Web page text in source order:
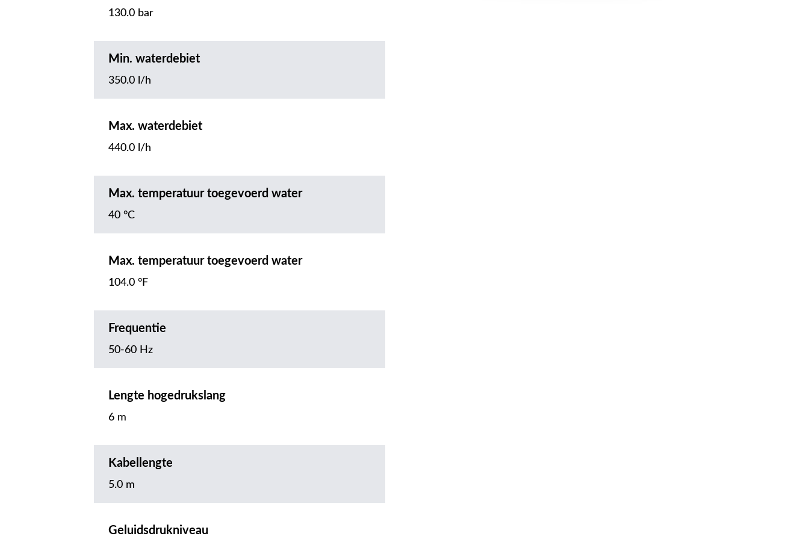
130.0 bar
Min. waterdebiet
350.0 l/h
Max. waterdebiet
440.0 l/h
Max. temperatuur toegevoerd water
40 °C
Max. temperatuur toegevoerd water
104.0 °F
Frequentie
50-60 Hz
Lengte hogedrukslang
6 m
Kabellengte
5.0 m
Geluidsdrukniveau